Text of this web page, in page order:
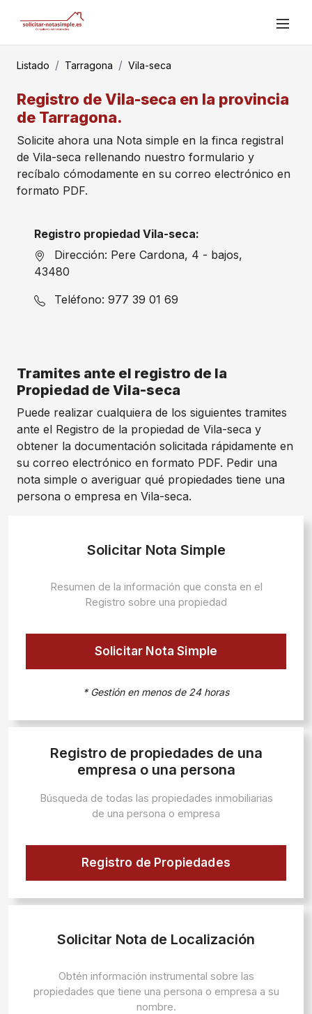
Listado Tarragona Vila-seca
Registro de Vila-seca en la provincia
de Tarragona.
Solicite ahora una Nota simple en la finca registral
de Vila-seca rellenando nuestro formulario y
recíbalo cómodamente en su correo electrónico en
formato PDF.
Registro propiedad Vila-seca:
Dirección: Pere Cardona, 4 - bajos,
43480
Teléfono: 977 39 01 69
Tramites ante el registro de la
Propiedad de Vila-seca
Puede realizar cualquiera de los siguientes tramites
ante el Registro de la propiedad de Vila-seca y
obtener la documentación solicitada rápidamente en
su correo electrónico en formato PDF. Pedir una
nota simple o averiguar qué propiedades tiene una
persona o empresa en Vila-seca.
Solicitar Nota Simple
Resumen de la información que consta en el
Registro sobre una propiedad
Solicitar Nota Simple
* Gestión en menos de 24 horas
Registro de propiedades de una
empresa o una persona
Búsqueda de todas las propiedades inmobiliarias
de una persona o empresa
Registro de Propiedades
Solicitar Nota de Localización
Obtén información instrumental sobre las
propiedades que tiene una persona o empresa a su
nombre.